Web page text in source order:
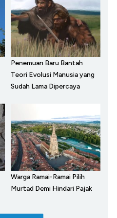
Penemuan Baru Bantah
Teori Evolusi Manusia yang
Sudah Lama Dipercaya
Warga Ramai-Ramai Pilih
Murtad Demi Hindari Pajak